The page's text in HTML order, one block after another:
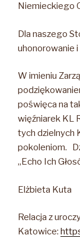
Niemieckiego
Dla naszego
uhonorowanie i
W imieniu
poświęca na
więźniarek KL
tych dzielnych
pokoleniom.
„Echo Ich
Elżbieta Kuta
Relacja z
Katowice: